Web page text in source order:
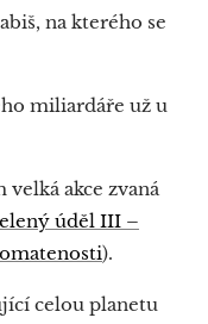
na kterého se
miliardáře už u
velká akce zvaná
úděl III –
).
celou planetu